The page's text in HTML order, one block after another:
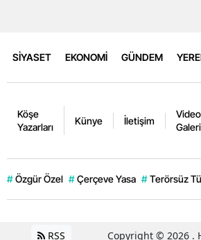
SİYASET EKONOMİ GÜNDEM
Köşe
Yazarları
Künye İletişim
Video
# Özgür Özel # Çerçeve Yasa # Terörsüz
RSS Copyright © 2026 .